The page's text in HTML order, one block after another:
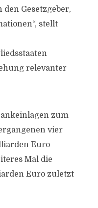
Gesetzgeber,
stellt
relevanter
zum
vier
Euro
Mal die
Euro zuletzt